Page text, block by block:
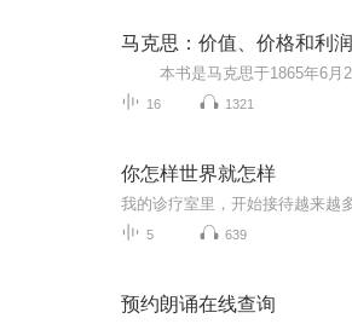
马克思：价值、价格和利润
16 1321
你怎样世界就怎样
5 639
预约朗诵在线查询